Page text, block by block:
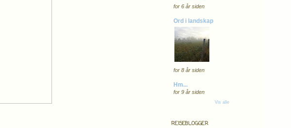
for 6 år siden
Ord i landskap
for 8 år siden
Hm...
for 9 år siden
Vis alle
REISEBLOGGER